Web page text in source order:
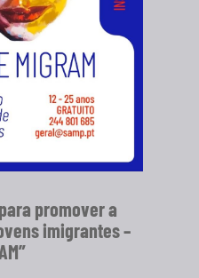
promover a
imigrantes –